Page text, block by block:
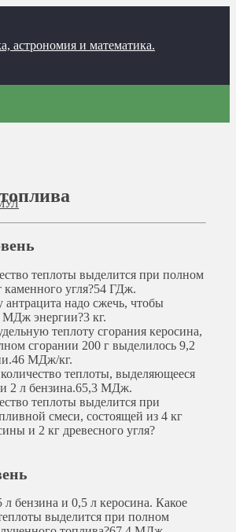
теплоты выделится при полном
каменного угля?54 ГДж.
надо сжечь, чтобы
МДж энергии?3 кг.
теплоту сгорания керосина,
сгорании 200 г выделилось 9,2
46 МДж/кг.
теплоты, выделяющееся
2 л бензина.65,3 МДж.
теплоты выделится при
смеси, состоящей из 4 кг
и 2 кг древесного угля?
бензина и 0,5 л керосина. Какое
выделится при полном